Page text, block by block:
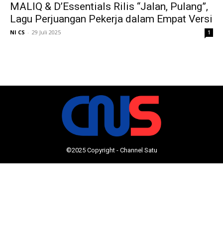
MALIQ & D’Essentials Rilis “Jalan, Pulang”,
Lagu Perjuangan Pekerja dalam Empat Versi
NI CS - 29 Juli 2025 1
©2025 Copyright - Channel Satu